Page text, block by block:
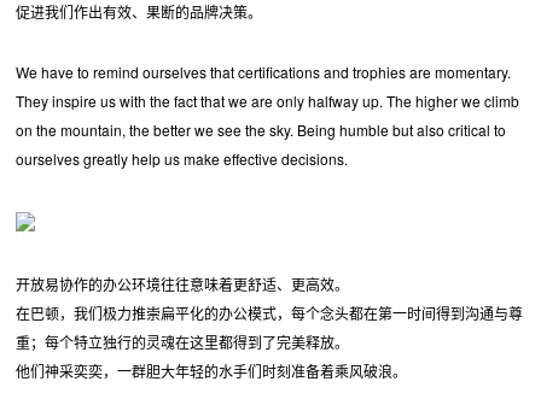
促进我们作出有效、果断的品牌决策。
We have to remind ourselves that certifications and trophies are momentary.
They inspire us with the fact that we are only halfway up. The higher we climb
on the mountain, the better we see the sky. Being humble but also critical to
ourselves greatly help us make effective decisions.
开放易协作的办公环境往往意味着更舒适、更高效。
在巴顿，我们极力推崇扁平化的办公模式，每个念头都在第一时间得到沟通与尊
重；每个特立独行的灵魂在这里都得到了完美释放。
他们神采奕奕，一群胆大年轻的水手们时刻准备着乘风破浪。